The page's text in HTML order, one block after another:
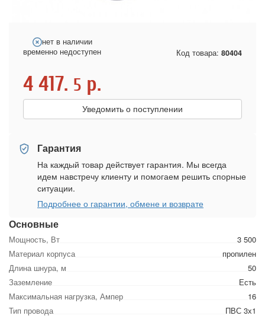
Основные
Мощность, Вт
3 500
Материал корпуса
пропилен
Длина шнура, м
50
Заземление
Есть
Максимальная нагрузка, Ампер
16
Тип провода
ПВС 3х1
нет в наличии
временно недоступен
Код товара: 80404
4 417. 5 р.
Уведомить о поступлении
Гарантия
На каждый товар действует гарантия. Мы всегда
идем навстречу клиенту и помогаем решить спорные
ситуации.
Подробнее о гарантии, обмене и возврате